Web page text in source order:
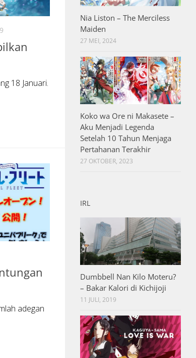
18 Januari.
adegan
Nia Liston – The Merciless
Maiden
27 MEI, 2024
Koko wa Ore ni Makasete –
Aku Menjadi Legenda
Setelah 10 Tahun Menjaga
Pertahanan Terakhir
27 OKTOBER, 2023
IRL
Dumbbell Nan Kilo Moteru?
– Bakar Kalori di Kichijoji
11 JULI, 2019